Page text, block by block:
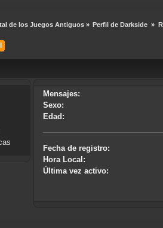
de los Juegos Antiguos» Perfil de Darkside »
Mensajes:
Sexo:
Edad:
Fecha de registro:
Hora Local:
Última vez activo: